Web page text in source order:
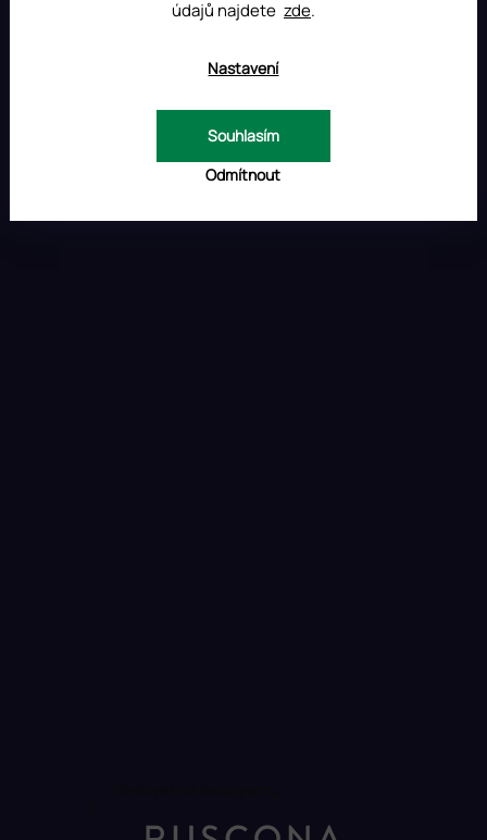
údajů najdete zde.
Nastavení
Odmítnout
Souhlasím